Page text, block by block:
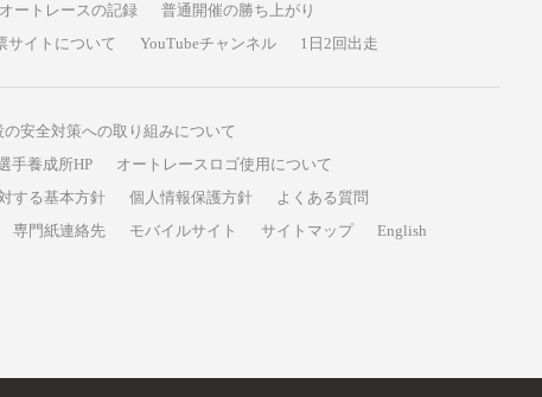
オートレースの記録
普通開催の勝ち上がり
サイトについて YouTubeチャンネル 1日2回出走
安全対策への取り組みについて
手養成所HP
オートレースロゴ使用について
する基本方針 個人情報保護方針
よくある質問
専門紙連絡先 モバイルサイト サイトマップ English